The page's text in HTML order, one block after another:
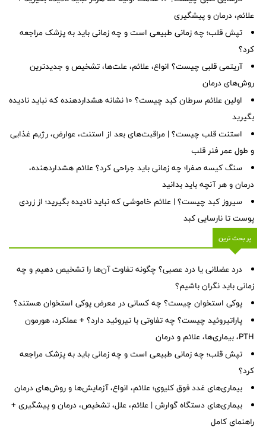
علائم، درمان و پیشگیری
تپش قلب؛ چه زمانی طبیعی است و چه زمانی باید به پزشک مراجعه
کرد؟
آریتمی قلبی چیست؟ انواع، علائم، علت‌ها، تشخیص و جدیدترین
روش‌های درمان
اولین علائم سرطان کبد چیست؟ ۱۰ نشانه هشداردهنده که نباید نادیده
بگیرید
استنت قلب چیست؟ | مراقبت‌های بعد از استنت، عوارض، رژیم غذایی
و طول عمر فنر قلب
سنگ کیسه صفرا؛ چه زمانی باید جراحی کرد؟ علائم هشداردهنده،
درمان و هر آنچه باید بدانید
سیروز کبد چیست؟ | علائم خاموشی که نباید نادیده بگیرید؛ از زردی
پوست تا نارسایی کبد
پر بحث ترین
درد عضلانی یا درد عصبی؟ چگونه تفاوت آن‌ها را تشخیص دهیم و چه
زمانی باید نگران باشیم؟
پوکی استخوان چیست؟ چه کسانی در معرض پوکی استخوان هستند؟
پاراتیروئید چیست؟ چه تفاوتی با تیروئید دارد؟ + عملکرد، هورمون
PTH، بیماری‌ها، علائم و درمان
تپش قلب؛ چه زمانی طبیعی است و چه زمانی باید به پزشک مراجعه
کرد؟
بیماری‌های غدد فوق کلیوی؛ علائم، انواع، آزمایش‌ها و روش‌های درمان
بیماری‌های دستگاه گوارش | علائم، علل، تشخیص، درمان و پیشگیری +
راهنمای کامل